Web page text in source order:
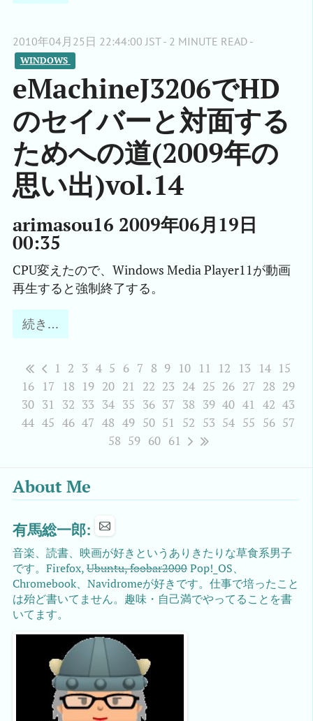
2010年04月25日 22:44:00 JST - 2 MINUTE READ -
WINDOWS
eMachineJ3206でHD
のセイバーと対面する
ためへの道(2009年の
思い出)vol.14
arimasou16 2009年06月19日
00:35
CPU変えたので、Windows Media Player11が動画
再生すると強制終了する。
続き…
1 2 3 4 5 6 7 8 9 10 11 12 13 14 15
16 17 18 19 20 21 22 23 24 25 26 27 28 29
30 31 32 33 34 35 36 37 38 39 40 41 42 43
44 45 46 47 48 49 50 51 52 53 54 55 56 57
58 59 60 61
About Me
有馬総一郎:
音楽、読書、映画が好きというありきたりな草食系男子
です。Firefox,Ubuntu, foobar2000Pop!_OS、
Chromebook、Navidromeが好きです。仕事で培ったこと
は殆ど書いてません。趣味・自己満でやってることを書
いてます。